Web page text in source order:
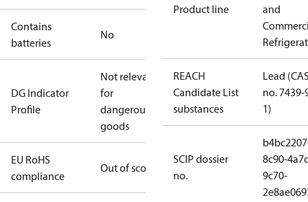
Contains
batteries
No
DG Indicator
Profile
Not relevant
for
dangerous
goods
EU RoHS
compliance
Out of scope
Product line
and
REACH
Candidate List
substances
Lead
no. 7439-
1)
SCIP dossier
no.
8c90-
9c70-